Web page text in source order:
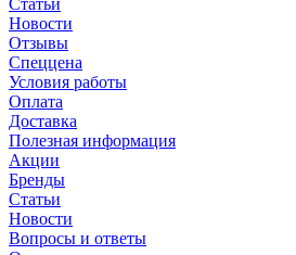
Статьи
Новости
Отзывы
Спеццена
Условия работы
Оплата
Доставка
Полезная информация
Акции
Бренды
Статьи
Новости
Вопросы и ответы